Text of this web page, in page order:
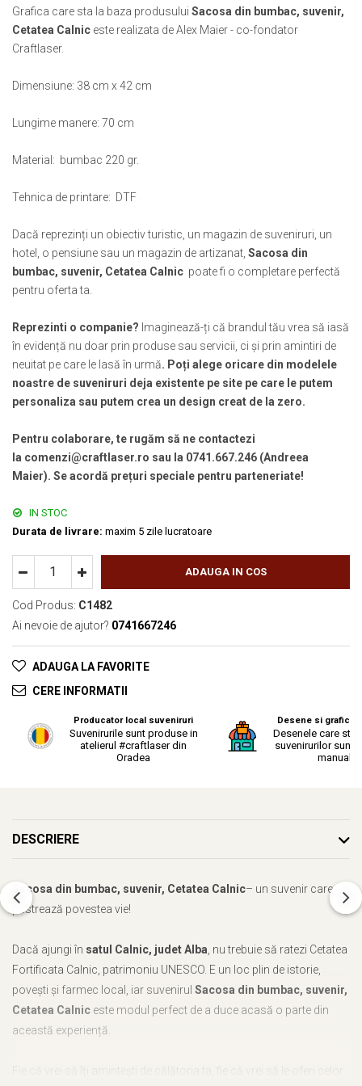
Muzeul National de Istorie a Romaniei
Muzeul Unirii Iasi
Orase si zone istorice
Cluj Napoca
Iasi
Oradea
Timisoara
Palate si Curti Domnesti
Curtea Domneasca, Targoviste
Ruginoasa
Palatul Culturii Iasi
Suport pahare suvenir
Suport pahare suvenir din lemn
Suport pahare suvenir din pluta
Tablouri gravate
Colectia "Belle Epoque"
Colectia Vintage
Grafica care sta la baza produsului Sacosa din bumbac, suvenir,
Cetatea Calnic este realizata de Alex Maier - co-fondator
Craftlaser.
Dimensiune: 38 cm x 42 cm
Lungime manere: 70 cm
Material: bumbac 220 gr.
Tehnica de printare: DTF
Dacă reprezinți un obiectiv turistic, un magazin de suveniruri, un
hotel, o pensiune sau un magazin de artizanat, Sacosa din
bumbac, suvenir, Cetatea Calnic poate fi o completare perfectă
pentru oferta ta.
Reprezinti o companie? Imaginează-ți că brandul tău vrea să iasă
în evidență nu doar prin produse sau servicii, ci și prin amintiri de
neuitat pe care le lasă în urmă. Poți alege oricare din modelele
noastre de suveniruri deja existente pe site pe care le putem
personaliza sau putem crea un design creat de la zero.
Pentru colaborare, te rugăm să ne contactezi
la comenzi@craftlaser.ro sau la 0741.667.246 (Andreea
Maier). Se acordă prețuri speciale pentru parteneriate!
IN STOC
Durata de livrare: maxim 5 zile lucratoare
ADAUGA IN COS
Cod Produs: C1482
Ai nevoie de ajutor? 0741667246
ADAUGA LA FAVORITE
CERE INFORMATII
Producator local suveniruri
Suvenirurile sunt produse in
atelierul #craftlaser din
Oradea
Desene si grafica
Desenele care
suvenirurilor sunt
manual.
DESCRIERE
Sacosa din bumbac, suvenir, Cetatea Calnic– un suvenir care
păstrează povestea vie!
Dacă ajungi în satul Calnic, judet Alba, nu trebuie să ratezi Cetatea
Fortificata Calnic, patrimoniu UNESCO. E un loc plin de istorie,
povești și farmec local, iar suvenirul Sacosa din bumbac, suvenir,
Cetatea Calnic este modul perfect de a duce acasă o parte din
această experiență.